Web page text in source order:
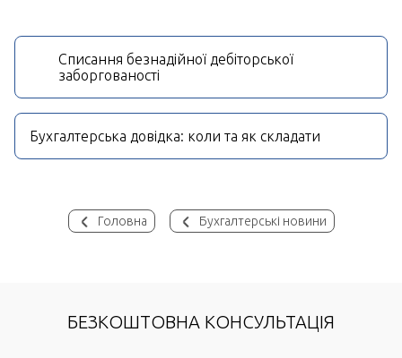
Головна Бухгалтерські новини
Списання безнадійної дебіторської
заборгованості
Бухгалтерська довідка: коли та як складати
БЕЗКОШТОВНА КОНСУЛЬТАЦІЯ